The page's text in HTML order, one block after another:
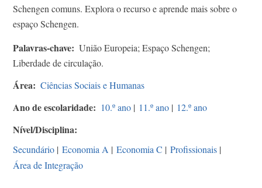
Schengen comuns. Explora o recurso e aprende mais sobre o
espaço Schengen.
Palavras-chave
União Europeia; Espaço Schengen;
Liberdade de circulação.
Área Ciências Sociais e Humanas
Ano de escolaridade 10.º ano | 11.º ano | 12.º ano
Nível/Disciplina
Secundário | Economia A | Economia C | Profissionais |
Área de Integração